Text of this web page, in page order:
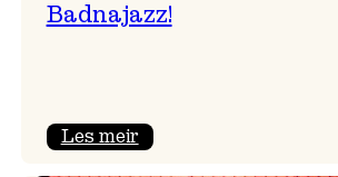
Badnajazz!
Les meir: